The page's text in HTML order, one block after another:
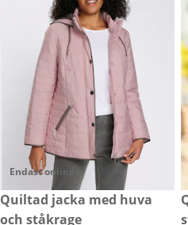
Endast online
999,- kr
Quiltad jacka med huva
och ståkrage